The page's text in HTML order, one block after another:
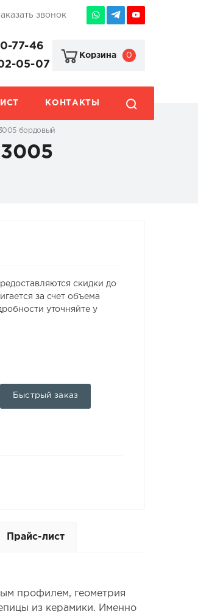
звонок
77-46
05-07
Корзина 0
КОНТАКТЫ
бордовый
скидки до
за счет объема
уточняйте у
Быстрый заказ
Прайс-лист
профилем, геометрия
из керамики. Именно